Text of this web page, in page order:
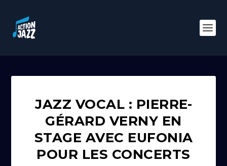
JAZZ VOCAL : PIERRE-
GÉRARD VERNY EN
STAGE AVEC EUFONIA
POUR LES CONCERTS